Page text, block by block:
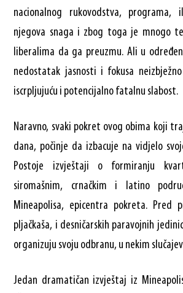
nacionalnog rukovodstva,
njegova snaga i zbog toga je mnogo
liberalima da ga preuzmu. Ali u
nedostatak jasnosti i fokusa
iscrpljujuću i potencijalno fatalnu slabost.
Naravno, svaki pokret ovog obima koji
dana, počinje da izbacuje na vidjelo
Postoje izvještaji o formiranju
siromašnim, crnačkim i latino
Mineapolisa, epicentra pokreta. Pred
pljačkaša, i desničarskih paravojnih
organizuju svoju odbranu, u nekim
Jedan dramatičan izvještaj iz